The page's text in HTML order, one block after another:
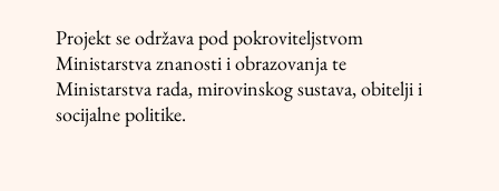
Projekt se održava pod pokroviteljstvom
Ministarstva znanosti i obrazovanja te
Ministarstva rada, mirovinskog sustava, obitelji i
socijalne politike.